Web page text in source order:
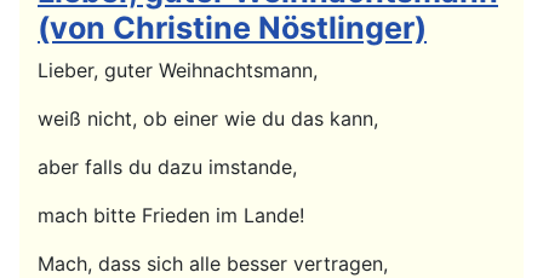
(von Christine Nöstlinger)
Lieber, guter Weihnachtsmann,
weiß nicht, ob einer wie du das kann,
aber falls du dazu imstande,
mach bitte Frieden im Lande!
Mach, dass sich alle besser vertragen,